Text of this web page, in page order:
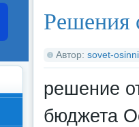
Решения
Автор: sovet-
решение
бюджета